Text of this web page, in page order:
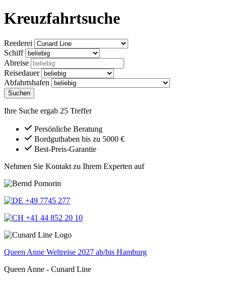
Kreuzfahrtsuche
Reederei
Schiff
Abreise
Reisedauer
Abfahrtshafen
Suchen
Ihre Suche ergab 25 Treffer
Persönliche Beratung
Bordguthaben bis zu 5000 €
Best-Preis-Garantie
Nehmen Sie Kontakt zu Ihrem Experten auf
+49 7745 277
+41 44 852 20 10
Queen Anne Weltreise 2027 ab/bis Hamburg
Queen Anne - Cunard Line